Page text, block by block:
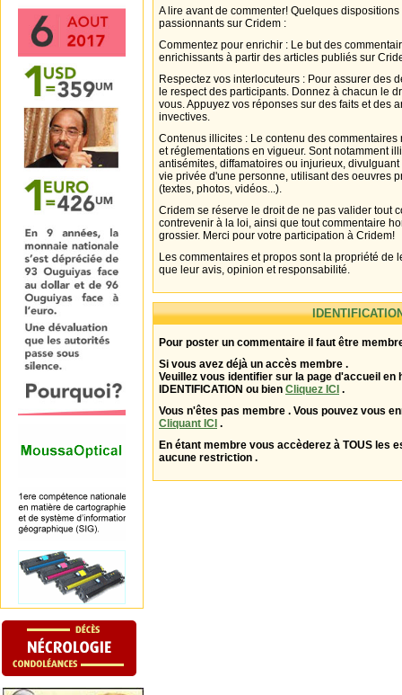
A lire avant de commenter! Quelques
passionnants sur Cridem :
Commentez pour enrichir : Le but des
enrichissants à partir des articles publiés sur
Respectez vos interlocuteurs : Pour assurer des
le respect des participants. Donnez à chacun le
vous. Appuyez vos réponses sur des faits et des
invectives.
Contenus illicites : Le contenu des
et réglementations en vigueur. Sont notamment
antisémites, diffamatoires ou injurieux,
vie privée d'une personne, utilisant des oeuvres
(textes, photos, vidéos...).
Cridem se réserve le droit de ne pas valider tout
contrevenir à la loi, ainsi que tout commentaire
grossier. Merci pour votre participation à Cridem!
Les commentaires et propos sont la propriété de
que leur avis, opinion et responsabilité.
Pour poster un commentaire il faut être
Si vous avez déjà un accès membre .
Veuillez vous identifier sur la page d'accueil en
IDENTIFICATION ou bien Cliquez ICI .
Vous n'êtes pas membre . Vous pouvez vous
Cliquant ICI .
En étant membre vous accèderez à TOUS les
aucune restriction .